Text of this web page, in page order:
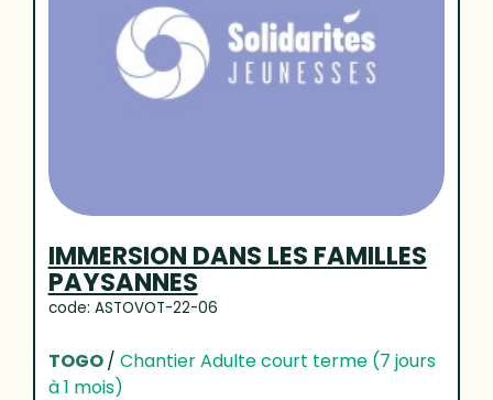
IMMERSION DANS LES FAMILLES
PAYSANNES
code: ASTOVOT-22-06
TOGO/ Chantier Adulte court terme (7 jours
à 1 mois)